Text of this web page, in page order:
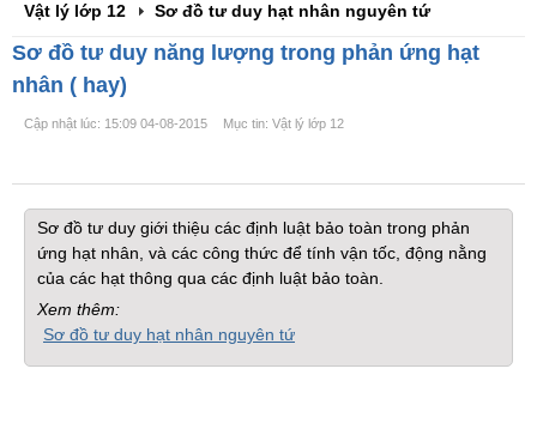
Vật lý lớp 12 Sơ đồ tư duy hạt nhân nguyên tứ
Sơ đồ tư duy năng lượng trong phản ứng hạt
nhân ( hay)
Cập nhật lúc: 15:09 04-08-2015 Mục tin: Vật lý lớp 12
Sơ đồ tư duy giới thiệu các định luật bảo toàn trong phản
ứng hạt nhân, và các công thức để tính vận tốc, động nằng
của các hạt thông qua các định luật bảo toàn.
Xem thêm:
Sơ đồ tư duy hạt nhân nguyên tứ